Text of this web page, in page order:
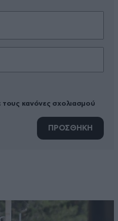
κανόνες σχολιασμού
ΠΡΟΣΘΗΚΗ